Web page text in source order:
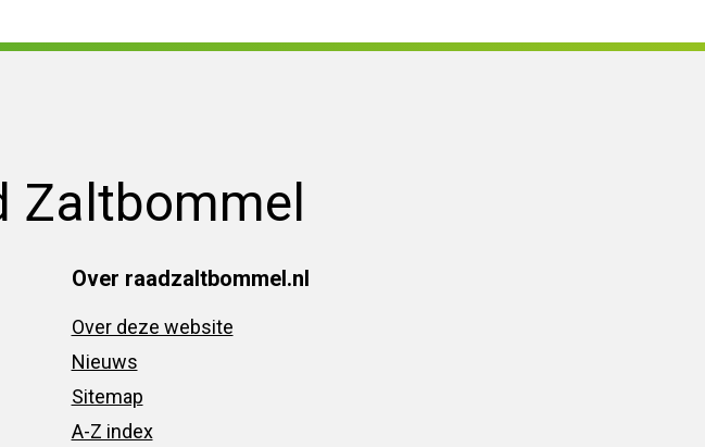
Zaltbommel
Over raadzaltbommel.nl
Over deze website
Nieuws
Sitemap
A-Z index